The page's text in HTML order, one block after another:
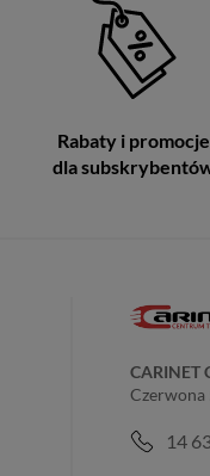
Rabaty i promocje
dla
CARINET
Czerwona
14